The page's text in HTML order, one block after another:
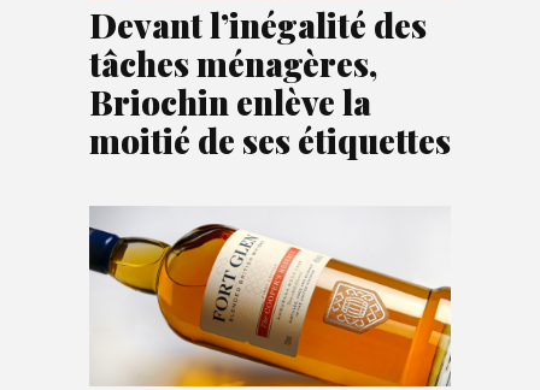
Devant l’inégalité des
tâches ménagères,
Briochin enlève la
moitié de ses étiquettes